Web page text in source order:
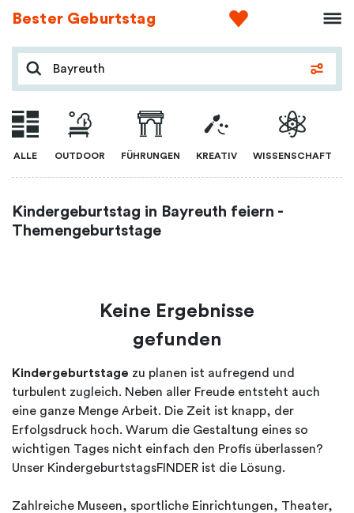
Bester Geburtstag
ALLE OUTDOOR FÜHRUNGEN KREATIV WISSENSCHAFT
Kindergeburtstag in Bayreuth feiern -
Themengeburtstage
Keine Ergebnisse
gefunden
Kindergeburtstage zu planen ist aufregend und
turbulent zugleich. Neben aller Freude entsteht auch
eine ganze Menge Arbeit. Die Zeit ist knapp, der
Erfolgsdruck hoch. Warum die Gestaltung eines so
wichtigen Tages nicht einfach den Profis überlassen?
Unser KindergeburtstagsFINDER ist die Lösung.
Zahlreiche Museen, sportliche Einrichtungen, Theater,